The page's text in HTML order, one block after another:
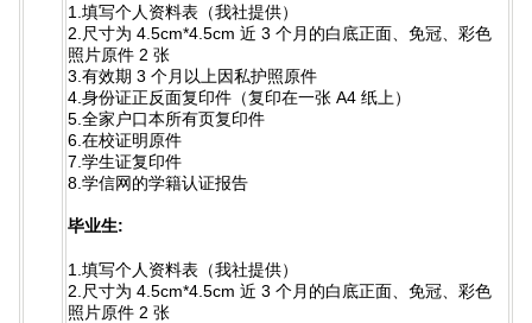
1.填写个人资料表（我社提供）
2.尺寸为 4.5cm*4.5cm 近 3 个月的白底正面、免冠、彩色
照片原件 2 张
3.有效期 3 个月以上因私护照原件
4.身份证正反面复印件（复印在一张 A4 纸上）
5.全家户口本所有页复印件
6.在校证明原件
7.学生证复印件
8.学信网的学籍认证报告
毕业生:
1.填写个人资料表（我社提供）
2.尺寸为 4.5cm*4.5cm 近 3 个月的白底正面、免冠、彩色
照片原件 2 张